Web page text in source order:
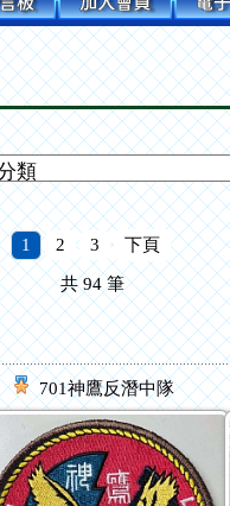
1 2 3 下頁
共94筆
701神鷹反潛中隊